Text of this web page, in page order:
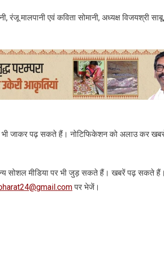
रंजू मालपानी एवं कविता सोमानी, अध्यक्ष विजयश्री
भी जाकर पढ़ सकते हैं। नोटिफिकेशन को अलाउ कर
सोशल मीडिया पर भी जुड़ सकते हैं। खबरें पढ़ सकते
पर भेजें।